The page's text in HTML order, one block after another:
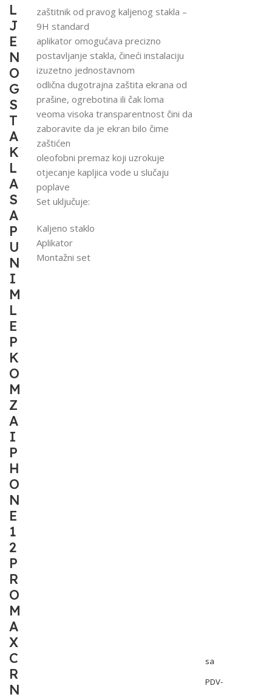
L
J
E
N
O
G
S
T
A
K
L
A
S
A
P
U
N
I
M
L
E
P
K
O
M
Z
A
I
P
H
O
N
E
1
2
P
R
O
M
A
X
C
R
N
zaštitnik od pravog kaljenog stakla –
9H standard
aplikator omogućava precizno
postavljanje stakla, čineći instalaciju
izuzetno jednostavnom
odlična dugotrajna zaštita ekrana od
prašine, ogrebotina ili čak loma
veoma visoka transparentnost čini da
zaboravite da je ekran bilo čime
zaštićen
oleofobni premaz koji uzrokuje
otjecanje kapljica vode u slučaju
poplave
Set uključuje:
Kaljeno staklo
Aplikator
Montažni set
sa
PDV-